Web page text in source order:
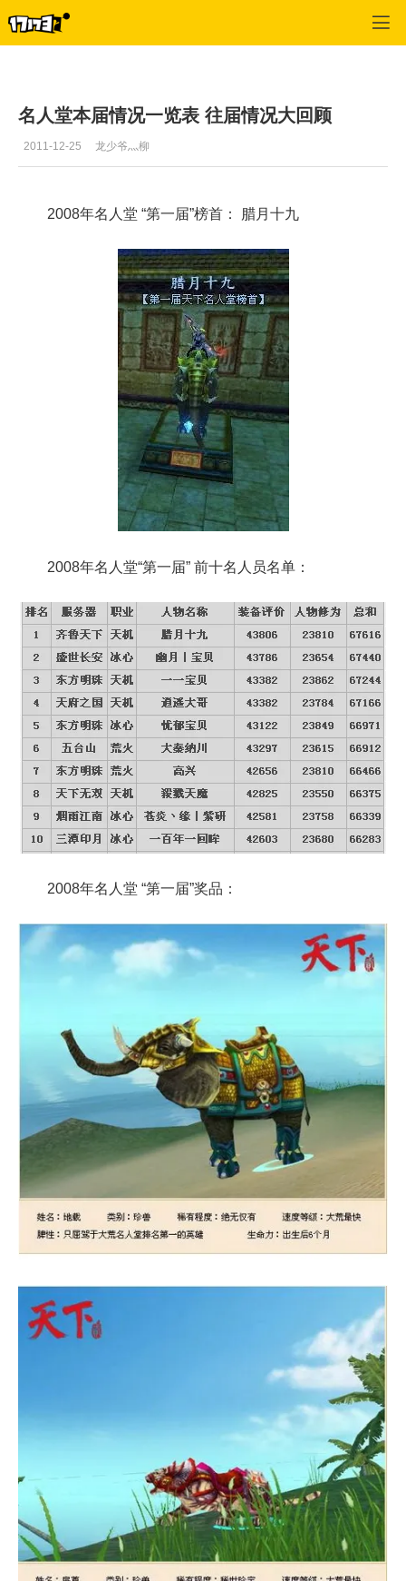
名人堂本届情况一览表 往届情况大回顾
2011-12-25 龙少爷灬柳
2008年名人堂 “第一届”榜首： 腊月十九
2008年名人堂“第一届” 前十名人员名单：
2008年名人堂 “第一届”奖品：